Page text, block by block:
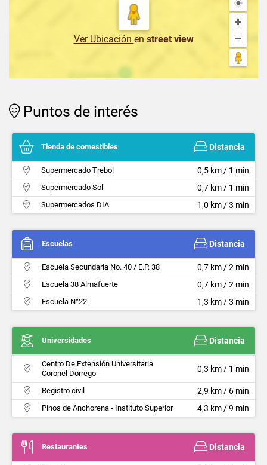
Ver Ubicación en street view
Puntos de interés
Tienda de comestibles Distancia
Supermercado Trebol 0,5 km / 1 min
Supermercado Sol 0,7 km / 1 min
Supermercados DIA 1,0 km / 3 min
Escuelas Distancia
Escuela Secundaria No. 40 / E.P. 38 0,7 km / 2 min
Escuela 38 Almafuerte 0,7 km / 2 min
Escuela N°22 1,3 km / 3 min
Universidades Distancia
Centro De Extensión Universitaria
Coronel Dorrego
0,3 km / 1 min
Registro civil 2,9 km / 6 min
Pinos de Anchorena - Instituto Superior 4,3 km / 9 min
Restaurantes Distancia